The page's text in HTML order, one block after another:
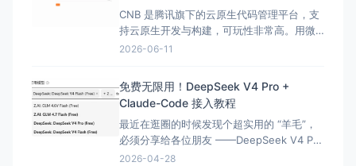
密码登录是弱口
CNB 是腾讯旗下的云原生代码管理平台，支
持云原生开发与构建，可玩性非常高。用微
信就能绑定登录，不用担心隐私问题。 1 注
开 cnb.cool，选择你喜欢的方式登录。推荐
使用微信扫码，一键绑定即可。 2 创建组织
第二步
2026-06-11
免费无限用！DeepSeek V4 Pro +
Claude-Code 接入教程
最近在逛圈的时候发现个超实用的 “羊毛”，
必须分享给各位朋友 ——DeepSeek V4 Pro
居然能免费薅了！而且不是那种限时限次的
2026-04-28